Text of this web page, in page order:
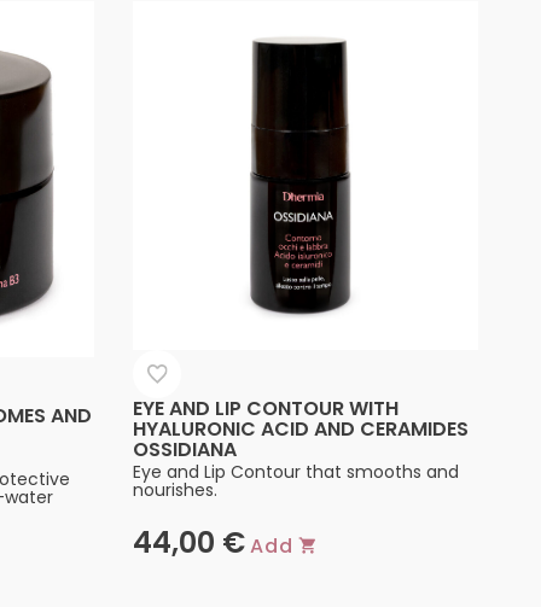
AND EYE AND LIP CONTOUR WITH
HYALURONIC ACID AND CERAMIDES
OSSIDIANA
Eye and Lip Contour that smooths and
nourishes.
44,00 €Add